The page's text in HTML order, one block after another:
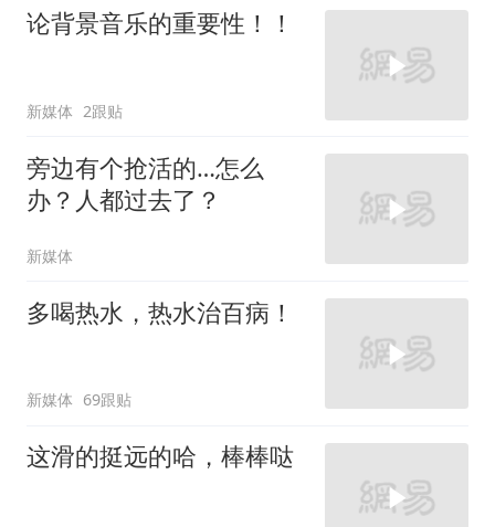
论背景音乐的重要性！！
新媒体 2跟贴
旁边有个抢活的…怎么
办？人都过去了？
新媒体
多喝热水，热水治百病！
新媒体 69跟贴
这滑的挺远的哈，棒棒哒